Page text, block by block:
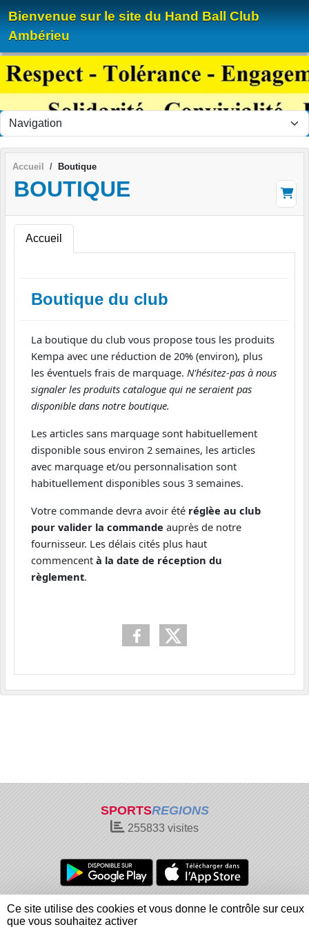
Bienvenue sur le site du Hand Ball Club
Ambérieu
Accueil Boutique
BOUTIQUE
Accueil
Boutique du club
La boutique du club vous propose tous les produits
Kempa avec une réduction de 20% (environ), plus
les éventuels frais de marquage. N'hésitez-pas à nous
signaler les produits catalogue qui ne seraient pas
disponible dans notre boutique.
Les articles sans marquage sont habituellement
disponible sous environ 2 semaines, les articles
avec marquage et/ou personnalisation sont
habituellement disponibles sous 3 semaines.
Votre commande devra avoir été réglèe au club
pour valider la commande auprès de notre
fournisseur. Les délais cités plus haut
commencent à la date de réception du
règlement.
SPORTSREGIONS
255833 visites
Charte cookies
Gestion des cookies
Informations légales
Signaler un contenu inapproprié
Ce site utilise des cookies et vous donne le contrôle sur ceux
que vous souhaitez activer